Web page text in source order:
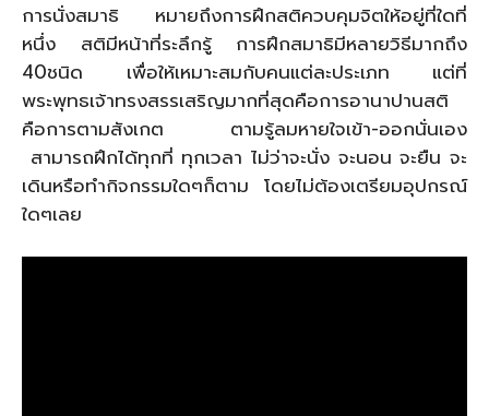
การนั่งสมาธิ หมายถึงการฝึกสติควบคุมจิตให้อยู่ที่ใดที่
หนึ่ง สติมีหน้าที่ระลึกรู้ การฝึกสมาธิมีหลายวิธีมากถึง
40ชนิด เพื่อให้เหมาะสมกับคนแต่ละประเภท แต่ที่
พระพุทธเจ้าทรงสรรเสริญมากที่สุดคือการอานาปานสติ
คือการตามสังเกต ตามรู้ลมหายใจเข้า-ออกนั่นเอง
สามารถฝึกได้ทุกที่ ทุกเวลา ไม่ว่าจะนั่ง จะนอน จะยืน จะ
เดินหรือทำกิจกรรมใดๆก็ตาม โดยไม่ต้องเตรียมอุปกรณ์
ใดๆเลย